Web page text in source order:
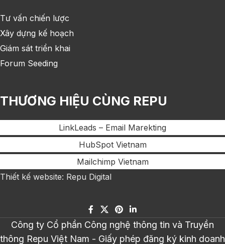
Tư vấn chiến lược
Xây dựng kế hoạch
Giám sát triển khai
Forum Seeding
THƯƠNG HIỆU CÙNG REPU
LinkLeads – Email Marekting
HubSpot Vietnam
Mailchimp Vietnam
Thiết kế website: Repu Digital
Công ty Cổ phần Công nghệ thông tin và Truyền
thông Repu Việt Nam - Giấy phép đăng ký kinh doanh